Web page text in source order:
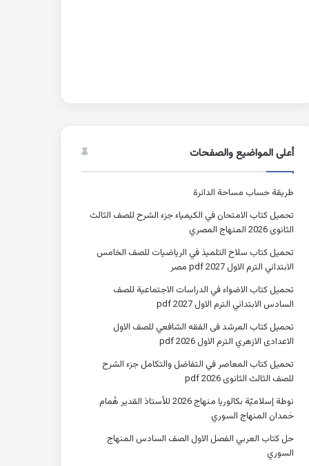
أعلى المواضيع والصفحات
طريقة حساب مساحة الدائرة
تحميل كتاب الامتحان في الكيمياء جزء الشرح للصف الثالث
الثانوى 2026 المنهاج المصري
تحميل كتاب سلاح التلميذ في الرياضيات للصف الخامس
الابتدائي الترم الاول 2027 pdf مصر
تحميل كتاب الاضواء في الدراسات الاجتماعية للصف
السادس الابتدائي الترم الاول 2027 pdf
تحميل كتاب المرشد فى الفقه الشافعي للصف الاول
الاعدادى الازهري الترم الاول 2026 pdf
تحميل كتاب المعاصر في التفاضل والتكامل جزء الشرح
للصف الثالث الثانوى 2026 pdf
نوطة إسلاميّة بكالوريا منهاج 2026 للأستاذ القدير هُمام
حَمدان المنهاج السوري
حل كتاب العربي الفصل الاول الصف السادس المنهاج
السوري